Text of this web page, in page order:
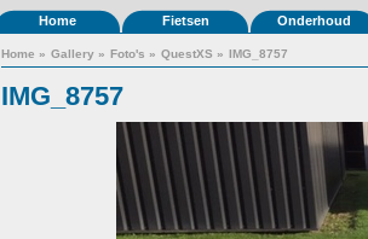
Home Fietsen Onderhoud
Home » Gallery » Foto's » QuestXS » IMG_8757
IMG_8757